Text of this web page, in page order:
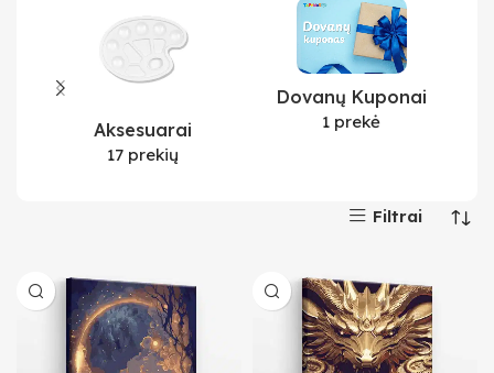
Aksesuarai
17 prekių
Dovanų Kuponai
1 prekė
Filtrai